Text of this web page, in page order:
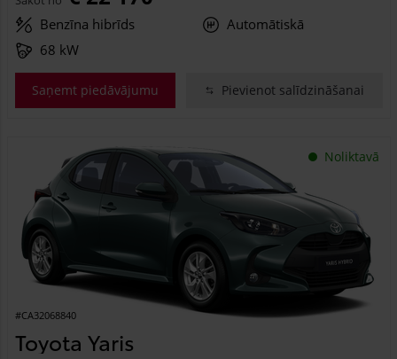
Benzīna hibrīds
Automātiskā
68 kW
Saņemt piedāvājumu Pievienot salīdzināšanai
Noliktavā
#CA32068840
Toyota Yaris